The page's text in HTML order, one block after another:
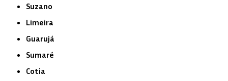
Suzano
Limeira
Guarujá
Sumaré
Cotia